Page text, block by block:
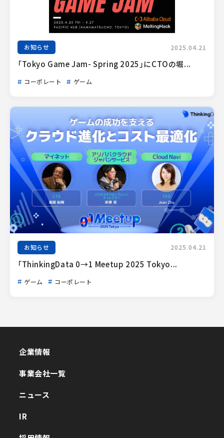
お知らせ 2025.04.21
「Tokyo Game Jam- Spring 2025」にCTOの堀...
コーポレート ゲーム
お知らせ 2025.04.21
「ThinkingData 0→1 Meetup 2025 Tokyo...
ゲーム コーポレート
企業情報
事業会社一覧
ニュース
IR